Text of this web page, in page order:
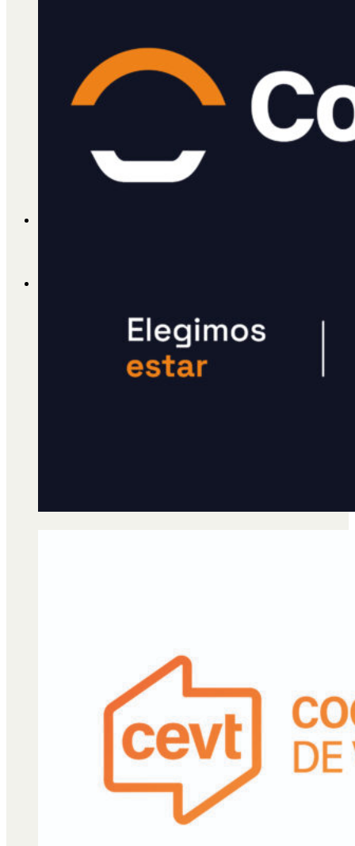
Cátedra Bailable 2018
Más
ADHERITE!